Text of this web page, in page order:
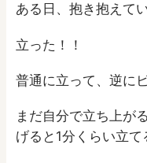
ある日、抱き抱えて
立った！！
普通に立って、逆に
まだ自分で立ち上が
げると1分くらい立て